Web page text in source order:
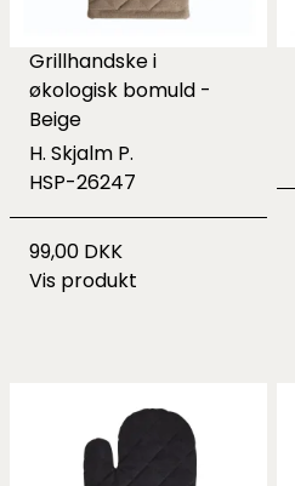
Grillhandske i
økologisk bomuld -
Beige
H. Skjalm P.
HSP-26247
99,00 DKK
Vis produkt